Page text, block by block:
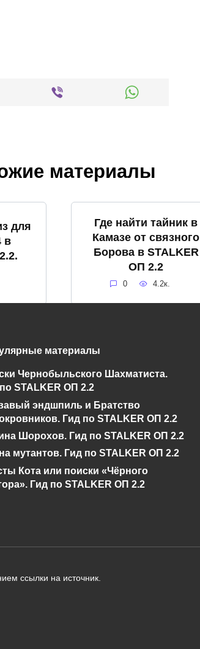
материалы
для
в
Где найти тайник в
Камазе от связного
Борова в STALKER
ОП 2.2
0 4.2к.
в
STALKER ОП 2.2 +
0
материалы
Чернобыльского Шахматиста.
STALKER ОП 2.2
эндшпиль и Братство
Гид по STALKER ОП 2.2
Шорохов. Гид по STALKER ОП 2.2
мутантов. Гид по STALKER ОП 2.2
Кота или поиски «Чёрного
Гид по STALKER ОП 2.2
ссылки на источник.